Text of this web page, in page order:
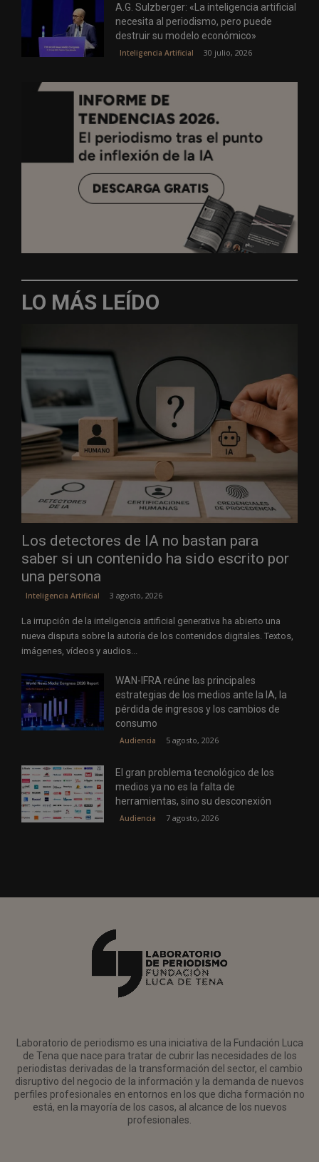
A.G. Sulzberger: «La inteligencia artificial
necesita al periodismo, pero puede
destruir su modelo económico»
Inteligencia Artificial 30 julio, 2026
LO MÁS LEÍDO
Los detectores de IA no bastan para
saber si un contenido ha sido escrito por
una persona
Inteligencia Artificial 3 agosto, 2026
La irrupción de la inteligencia artificial generativa ha abierto una
nueva disputa sobre la autoría de los contenidos digitales. Textos,
imágenes, vídeos y audios...
WAN-IFRA reúne las principales
estrategias de los medios ante la IA, la
pérdida de ingresos y los cambios de
consumo
Audiencia 5 agosto, 2026
El gran problema tecnológico de los
medios ya no es la falta de
herramientas, sino su desconexión
Audiencia 7 agosto, 2026
Laboratorio de periodismo es una iniciativa de la Fundación Luca
de Tena que nace para tratar de cubrir las necesidades de los
periodistas derivadas de la transformación del sector, el cambio
disruptivo del negocio de la información y la demanda de nuevos
perfiles profesionales en entornos en los que dicha formación no
está, en la mayoría de los casos, al alcance de los nuevos
profesionales.